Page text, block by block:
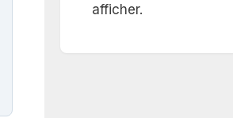
afficher.